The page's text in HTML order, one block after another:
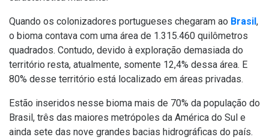
Quando os colonizadores portugueses chegaram ao Brasil,
o bioma contava com uma área de 1.315.460 quilômetros
quadrados. Contudo, devido à exploração demasiada do
território resta, atualmente, somente 12,4% dessa área. E
80% desse território está localizado em áreas privadas.
Estão inseridos nesse bioma mais de 70% da população do
Brasil, três das maiores metrópoles da América do Sul e
ainda sete das nove grandes bacias hidrográficas do país.